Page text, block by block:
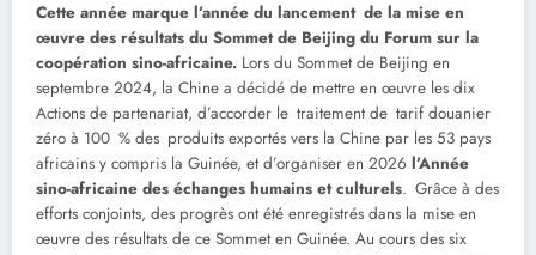
Cette année marque l’année du lancement de la mise en
œuvre des résultats du Sommet de Beijing du Forum sur la
coopération sino-africaine. Lors du Sommet de Beijing en
septembre 2024, la Chine a décidé de mettre en œuvre les dix
Actions de partenariat, d’accorder le traitement de tarif douanier
zéro à 100 % des produits exportés vers la Chine par les 53 pays
africains y compris la Guinée, et d’organiser en 2026 l’Année
sino-africaine des échanges humains et culturels. Grâce à des
efforts conjoints, des progrès ont été enregistrés dans la mise en
œuvre des résultats de ce Sommet en Guinée. Au cours des six